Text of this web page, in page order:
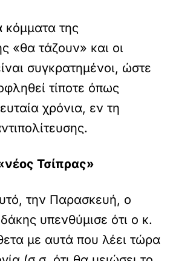
κόμματα της
«θα τάζουν» και οι
συγκρατημένοι, ώστε
τίποτε όπως
χρόνια, εν τη
Τσίπρας»
την Παρασκευή, ο
υπενθύμισε ότι ο κ.
με αυτά που λέει τώρα